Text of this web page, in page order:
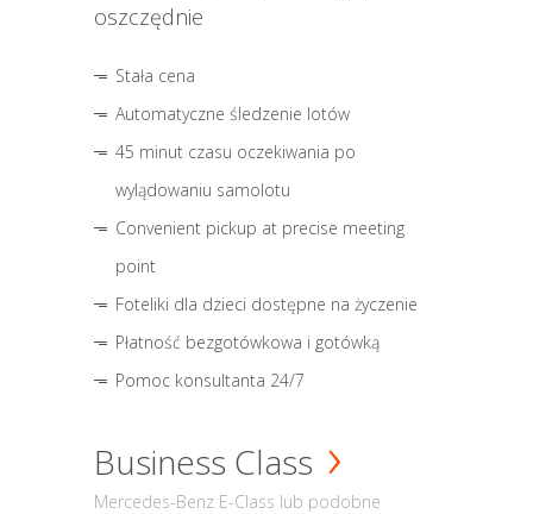
oszczędnie
Stała cena
Automatyczne śledzenie lotów
45 minut czasu oczekiwania po
wylądowaniu samolotu
Convenient pickup at precise meeting
point
Foteliki dla dzieci dostępne na życzenie
Płatność bezgotówkowa i gotówką
Pomoc konsultanta 24/7
Business Class
Mercedes-Benz E-Class lub podobne